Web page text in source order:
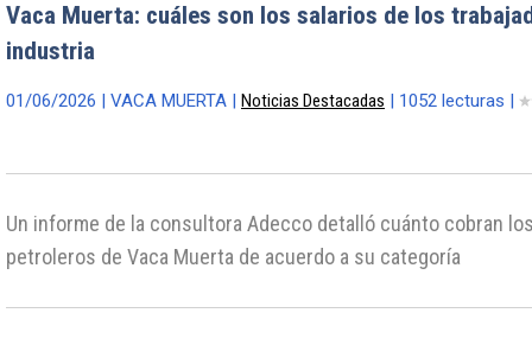
Vaca Muerta: cuáles son los salarios de los
industria
01/06/2026 | VACA MUERTA | Noticias Destacadas | 1052 lecturas |
Un informe de la consultora Adecco detalló cuánto cobran
petroleros de Vaca Muerta de acuerdo a su categoría